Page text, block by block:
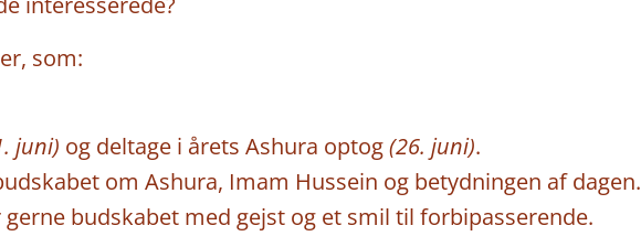
som:
juni) og deltage i årets Ashura optog(26. juni).
om Ashura, Imam Hussein og betydningen af dagen.
budskabet med gejst og et smil til forbipasserende.